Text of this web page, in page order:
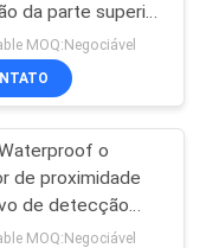
26
da parte superior
de posição
de 4mm
MOQ:Negociável
o
de proximidade
de detecção
5mm NC
MOQ:Negociável